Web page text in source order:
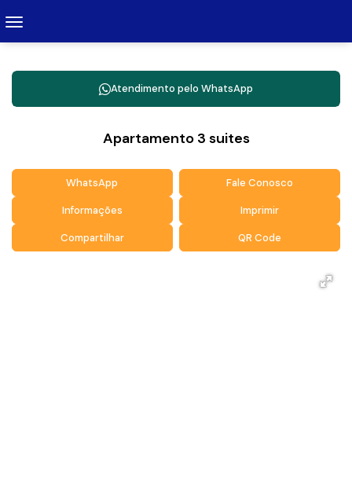
Atendimento pelo WhatsApp
Apartamento 3 suites
WhatsApp Fale Conosco
Informações Imprimir
Compartilhar QR Code